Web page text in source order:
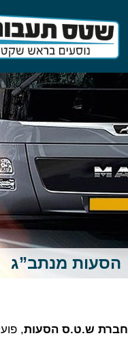
הסעות מנתב”ג
חברת ש.ט.ס הסעות,